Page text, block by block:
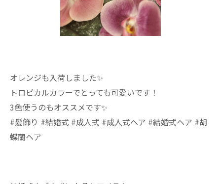
オレンジも入荷しました✨️
トロピカルカラーでとっても可愛いです！
3色使うのもオススメです✨
#髪飾り #結婚式 #成人式 #成人式ヘア #結婚式ヘア #胡
蝶蘭ヘア